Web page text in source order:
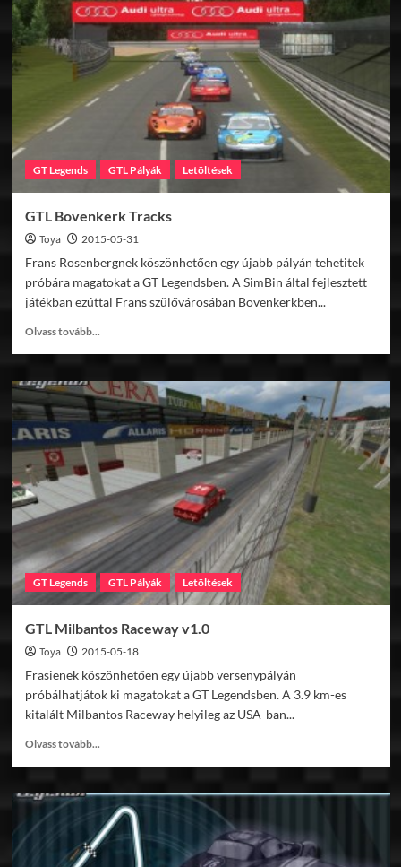
v1.1
GT Legends GTL Pályák Letöltések
GTL Bovenkerk Tracks
Toya 2015-05-31
Frans Rosenbergnek köszönhetően egy újabb pályán tehetitek
próbára magatokat a GT Legendsben. A SimBin által fejlesztett
játékban ezúttal Frans szülővárosában Bovenkerkben...
Olvass tovább...
GTL
Bovenkerk
Tracks
GT Legends GTL Pályák Letöltések
GTL Milbantos Raceway v1.0
Toya 2015-05-18
Frasienek köszönhetően egy újabb versenypályán
próbálhatjátok ki magatokat a GT Legendsben. A 3.9 km-es
kitalált Milbantos Raceway helyileg az USA-ban...
Olvass tovább...
GTL
Milbantos
Raceway
v1.0